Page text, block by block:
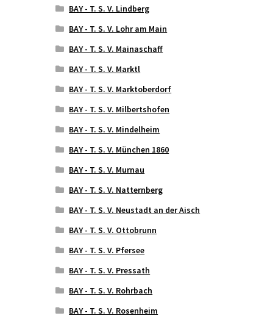
BAY - T. S. V. Lindberg
BAY - T. S. V. Lohr am Main
BAY - T. S. V. Mainaschaff
BAY - T. S. V. Marktl
BAY - T. S. V. Marktoberdorf
BAY - T. S. V. Milbertshofen
BAY - T. S. V. Mindelheim
BAY - T. S. V. München 1860
BAY - T. S. V. Murnau
BAY - T. S. V. Natternberg
BAY - T. S. V. Neustadt an der Aisch
BAY - T. S. V. Ottobrunn
BAY - T. S. V. Pfersee
BAY - T. S. V. Pressath
BAY - T. S. V. Rohrbach
BAY - T. S. V. Rosenheim